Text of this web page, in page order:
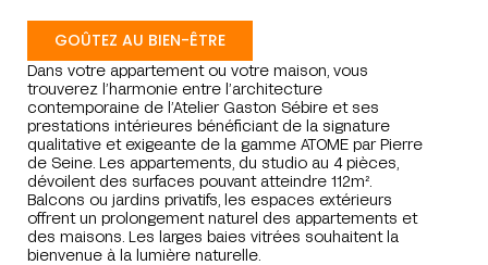
GOÛTEZ AU BIEN-ÊTRE
Dans votre appartement ou votre maison, vous
trouverez l’harmonie entre l’architecture
contemporaine de l’Atelier Gaston Sébire et ses
prestations intérieures bénéficiant de la signature
qualitative et exigeante de la gamme ATOME par Pierre
de Seine. Les appartements, du studio au 4 pièces,
dévoilent des surfaces pouvant atteindre 112m².
Balcons ou jardins privatifs, les espaces extérieurs
offrent un prolongement naturel des appartements et
des maisons. Les larges baies vitrées souhaitent la
bienvenue à la lumière naturelle.